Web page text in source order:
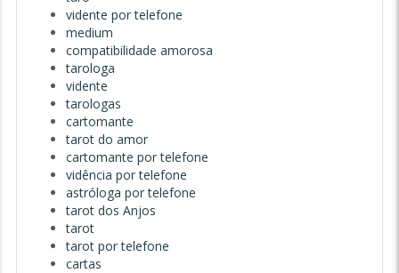
vidente por telefone
medium
compatibilidade amorosa
tarologa
vidente
tarologas
cartomante
tarot do amor
cartomante por telefone
vidência por telefone
astróloga por telefone
tarot dos Anjos
tarot
tarot por telefone
cartas